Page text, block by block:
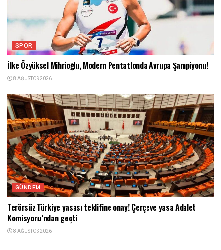
SPOR
İlke Özyüksel Mihrioğlu, Modern Pentatlonda Avrupa Şampiyonu!
8 AĞUSTOS 2026
GÜNDEM
Terörsüz Türkiye yasası teklifine onay! Çerçeve yasa Adalet
Komisyonu’ndan geçti
8 AĞUSTOS 2026